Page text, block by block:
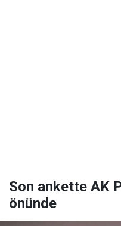
Son ankette AK
önünde